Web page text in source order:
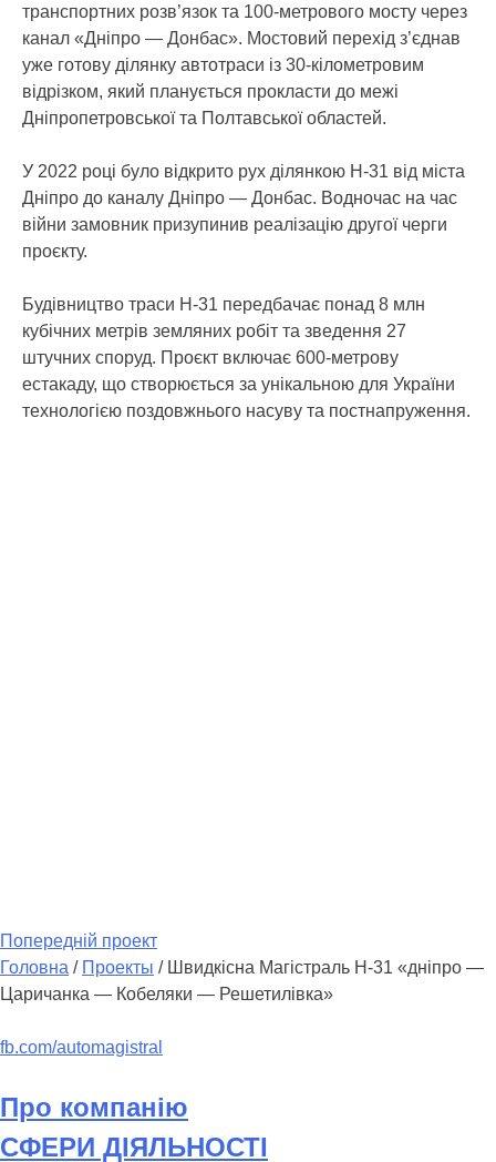
транспортних розв’язок та 100-метрового мосту через
канал «Дніпро — Донбас». Мостовий перехід з’єднав
уже готову ділянку автотраси із 30-кілометровим
відрізком, який планується прокласти до межі
Дніпропетровської та Полтавської областей.
У 2022 році було відкрито рух ділянкою Н-31 від міста
Дніпро до каналу Дніпро — Донбас. Водночас на час
війни замовник призупинив реалізацію другої черги
проєкту.
Будівництво траси Н-31 передбачає понад 8 млн
кубічних метрів земляних робіт та зведення 27
штучних споруд. Проєкт включає 600-метрову
естакаду, що створюється за унікальною для України
технологією поздовжнього насуву та постнапруження.
Попередній проект
Головна / Проекты / Швидкісна Магістраль Н-31 «дніпро —
Царичанка — Кобеляки — Решетилівка»
fb.com/automagistral
Про компанію
СФЕРИ ДІЯЛЬНОСТІ